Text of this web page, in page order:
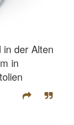
der Alten
in